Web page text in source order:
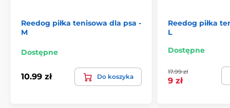
Reedog piłka tenisowa dla psa -
M
Dostępne
10.99 zł Do koszyka
Reedog piłka
L
Dostępne
17.99 zł
9 zł